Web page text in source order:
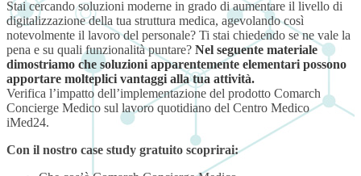
Stai cercando soluzioni moderne in grado di aumentare il livello di
digitalizzazione della tua struttura medica, agevolando così
notevolmente il lavoro del personale? Ti stai chiedendo se ne vale la
pena e su quali funzionalità puntare? Nel seguente materiale
dimostriamo che soluzioni apparentemente elementari possono
apportare molteplici vantaggi alla tua attività.
Verifica l’impatto dell’implementazione del prodotto Comarch
Concierge Medico sul lavoro quotidiano del Centro Medico
iMed24.
Con il nostro case study gratuito scoprirai: